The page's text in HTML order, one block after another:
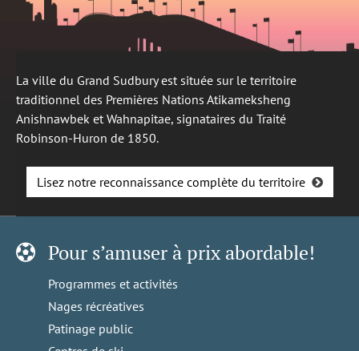
La ville du Grand Sudbury est située sur le territoire
traditionnel des Premières Nations Atikameksheng
Anishnawbek et Wahnapitae, signataires du Traité
Robinson-Huron de 1850.
Lisez notre reconnaissance complète du territoire
Pour s’amuser à prix abordable!
Programmes et activités
Nages récréatives
Patinage public